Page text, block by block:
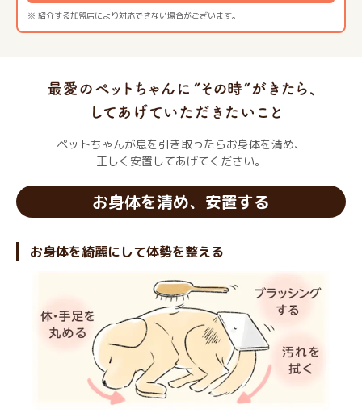
※ 紹介する加盟店により対応できない場合がございます。
ペットちゃんが息を引き取ったらお身体を清め、
正しく安置してあげてください。
お身体を清め、安置する
お身体を綺麗にして体勢を整える